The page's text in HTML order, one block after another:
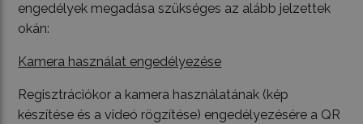
engedélyek megadása szükséges az alább jelzettek
okán:
Kamera használat engedélyezése
Regisztrációkor a kamera használatának (kép
készítése és a videó rögzítése) engedélyezésére a QR